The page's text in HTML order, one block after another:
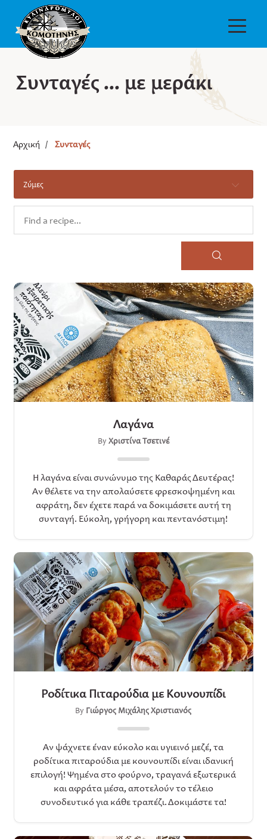
Συνταγές ... με μεράκι
Αρχική /Συνταγές
Ζύμες
Λαγάνα
By Χριστίνα Τσετινέ
Η λαγάνα είναι συνώνυμο της Καθαράς Δευτέρας!
Αν θέλετε να την απολαύσετε φρεσκοψημένη και
αφράτη, δεν έχετε παρά να δοκιμάσετε αυτή τη
συνταγή. Εύκολη, γρήγορη και πεντανόστιμη!
Ροδίτικα Πιταρούδια με Κουνουπίδι
By Γιώργος Μιχάλης Χριστιανός
Αν ψάχνετε έναν εύκολο και υγιεινό μεζέ, τα
ροδίτικα πιταρούδια με κουνουπίδι είναι ιδανική
επιλογή! Ψημένα στο φούρνο, τραγανά εξωτερικά
και αφράτα μέσα, αποτελούν το τέλειο
συνοδευτικό για κάθε τραπέζι. Δοκιμάστε τα!